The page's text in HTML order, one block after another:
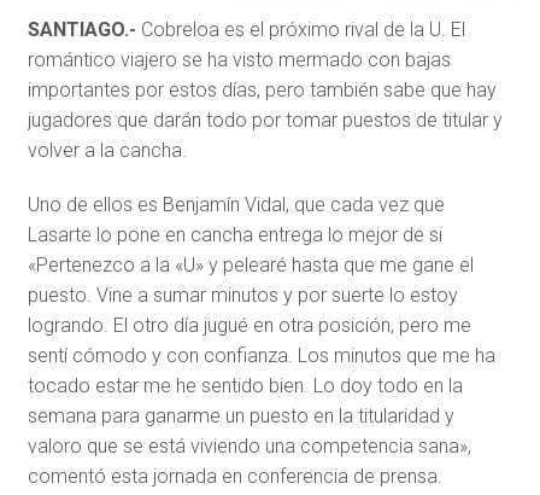
SANTIAGO.- Cobreloa es el próximo rival de la U. El
romántico viajero se ha visto mermado con bajas
importantes por estos días, pero también sabe que hay
jugadores que darán todo por tomar puestos de titular y
volver a la cancha.
Uno de ellos es Benjamín Vidal, que cada vez que
Lasarte lo pone en cancha entrega lo mejor de si
«Pertenezco a la «U» y pelearé hasta que me gane el
puesto. Vine a sumar minutos y por suerte lo estoy
logrando. El otro día jugué en otra posición, pero me
sentí cómodo y con confianza. Los minutos que me ha
tocado estar me he sentido bien. Lo doy todo en la
semana para ganarme un puesto en la titularidad y
valoro que se está viviendo una competencia sana»,
comentó esta jornada en conferencia de prensa.